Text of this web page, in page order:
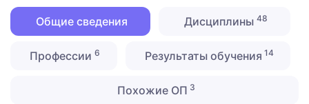
Общие сведения Дисциплины 48
Профессии6 Результаты обучения 14
Похожие ОП 3